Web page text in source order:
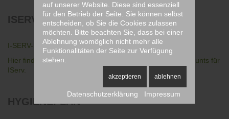
ISERV ANLEITUNG
I-SERV-Kurzanleitung
Hier finden Sie die Anleitung zur Erstellung des Elternaccounts für
IServ.
HYGIENEPLAN
auf unserer Website. Diese sind essenziell
für den Betrieb der Seite. Sie können selbst
entscheiden, ob Sie die Cookies zulassen
möchten. Bitte beachten Sie, dass bei einer
Ablehnung womöglich nicht mehr alle
Funktionalitäten der Seite zur Verfügung
stehen.
akzeptieren ablehnen
Datenschutzerklärung Impressum